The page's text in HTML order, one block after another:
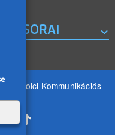
Miskolci Kommunikációs